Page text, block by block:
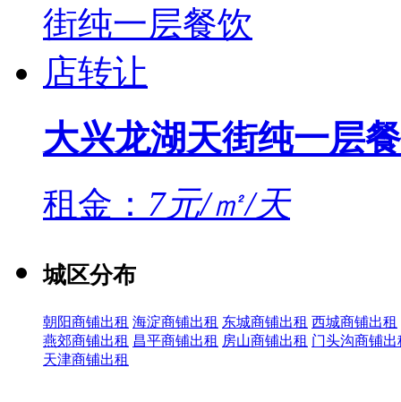
大兴龙湖天街纯一层
租金： 7元/㎡/天
城区分布
朝阳商铺出租 海淀商铺出租 东城商铺出租 西城商铺出租
燕郊商铺出租 昌平商铺出租 房山商铺出租 门头沟商铺出
天津商铺出租